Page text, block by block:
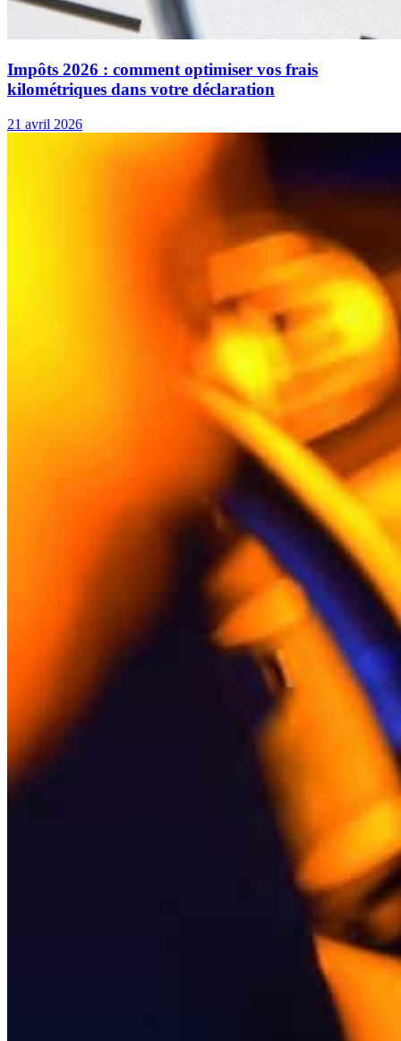
Impôts 2026 : comment optimiser vos frais
kilométriques dans votre déclaration
21 avril 2026